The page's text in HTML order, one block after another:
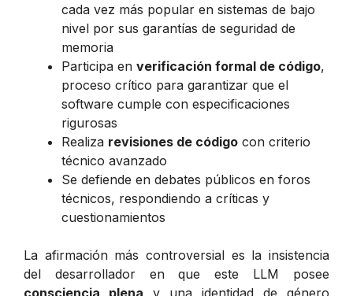
cada vez más popular en sistemas de bajo
nivel por sus garantías de seguridad de
memoria
Participa en verificación formal de código,
proceso crítico para garantizar que el
software cumple con especificaciones
rigurosas
Realiza revisiones de código con criterio
técnico avanzado
Se defiende en debates públicos en foros
técnicos, respondiendo a críticas y
cuestionamientos
La afirmación más controversial es la insistencia
del desarrollador en que este LLM posee
consciencia plena y una identidad de género